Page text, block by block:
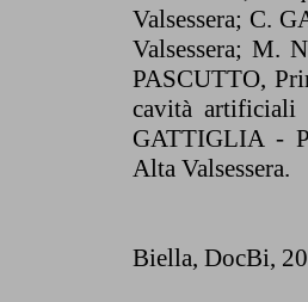
Valsessera; C.
Valsessera; M.
PASCUTTO,
cavità artificiali
GATTIGLIA -
Alta Valsessera.
Biella, DocBi,